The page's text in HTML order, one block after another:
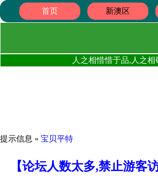
首页 新澳区
人之相惜惜于品,人之
提示信息 » 宝贝平特
【论坛人数太多,禁止游